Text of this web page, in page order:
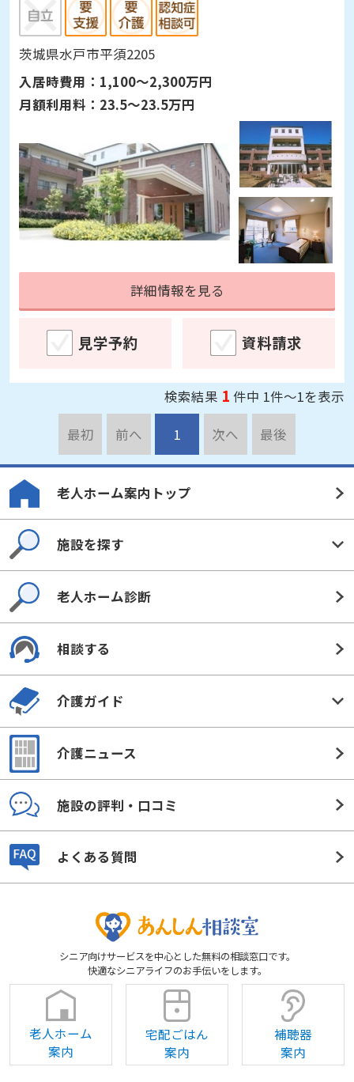
茨城県水戸市平須2205
入居時費用： 1,100～2,300万円
月額利用料： 23.5～23.5万円
詳細情報を見る
見学予約 資料請求
検索結果 1件中 1件～1を表示
最初
前へ 1 次へ 最後
老人ホーム案内トップ
施設を探す
老人ホーム診断
相談する
介護ガイド
介護ニュース
施設の評判・口コミ
よくある質問
シニア向けサービスを中心とした無料の相談窓口です。
快適なシニアライフのお手伝いをします。
老人ホーム
案内
宅配ごはん
案内
補聴器
案内